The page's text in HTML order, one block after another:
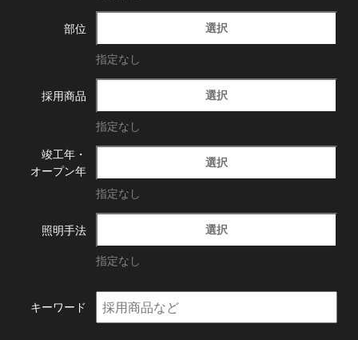
部位 選択
指定なし
採用商品 選択
指定なし
竣工年・
オープン年
選択
指定なし
照明手法 選択
指定なし
キーワード